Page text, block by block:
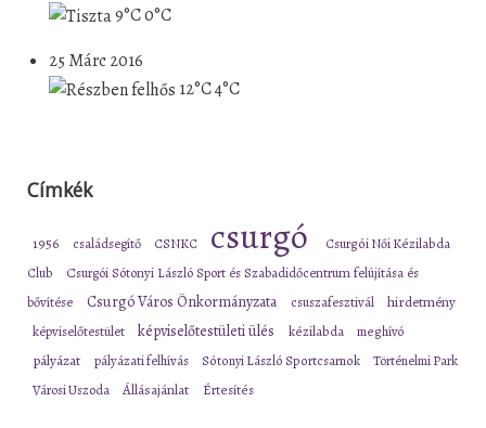
9°C0°C
25 Márc 2016
12°C4°C
Címkék
1956 családsegítő CSNKC csurgó
Csurgói Női Kézilabda
Club
Csurgói Sótonyi László Sport és Szabadidőcentrum felújítása és
bővítése
Csurgó Város Önkormányzata csuszafesztivál hirdetmény
képviselőtestület képviselőtestületi ülés kézilabda meghívó
pályázat pályázati felhívás Sótonyi László Sportcsarnok
Történelmi Park
Városi Uszoda
Állásajánlat Értesítés